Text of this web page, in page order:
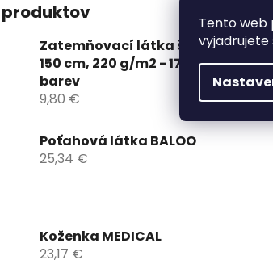
Tento web
vyjadrujete
produktov
Zatemňovací látka šíře
150 cm, 220 g/m2 - 17
barev
9,80 €
Poťahová látka BALOO
25,34 €
Koženka MEDICAL
23,17 €